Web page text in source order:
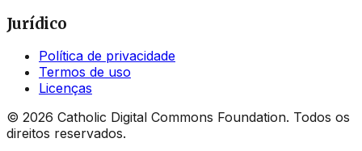
Jurídico
Política de privacidade
Termos de uso
Licenças
© 2026 Catholic Digital Commons Foundation. Todos os
direitos reservados.